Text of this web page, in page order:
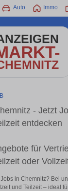
Auto Immo
- Jetzt
entdecken
für
oder
in Chemnitz? Bei
und Teilzeit – ideal